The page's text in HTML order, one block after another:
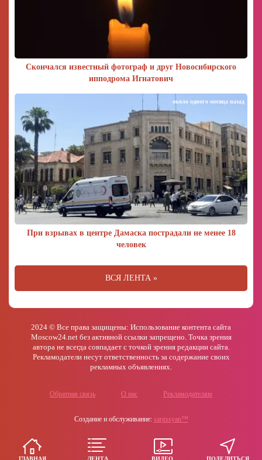
ГЛАВНАЯ ЛЕНТА ВИДЕО ПОДЕЛИТЬСЯ
Скончался известный фотограф и друг Новосибирского
ипподрома Игнатович
При взрывах в центре Дамаска пострадали не менее 18
человек
около одного месяца назад
ВСЯ ЛЕНТА »
2024 © Все права защищены: Использование контента сайта
Moscow24.net без активной ссылки запрещено. Точка зрения
автора не всегда совпадает с точкой зрения редакции сайта.
Рекламодатели несут ответственность за содержание своих
рекламных объявлениях.
Обратная связь О нас Рекламодателям
Создание и обслуживание: sargssyan™